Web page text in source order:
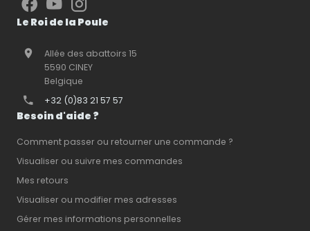
Le Roi de la Poule
Allée des abattoirs 15
5590 CINEY
Belgique
+32 (0)83 21 57 57
Besoin d'aide ?
Comment passer ou retourner une commande ?
Visualiser ou suivre mes commandes
Mes retours
Visualiser ou modifier mes adresses
Gérer mes informations personnelles